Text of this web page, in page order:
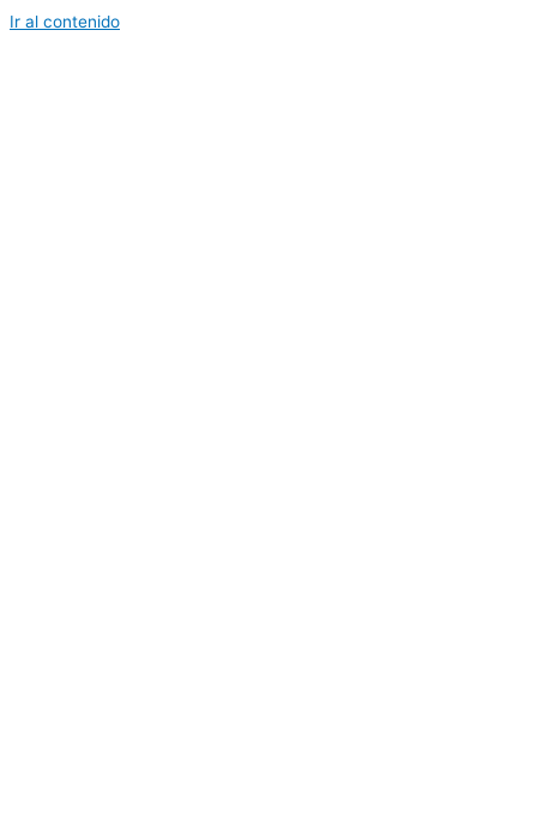
Ir al contenido